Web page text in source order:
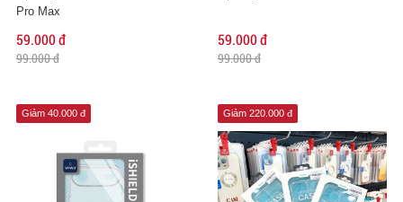
Pro Max
59.000 đ
99.000 đ
59.000 đ
99.000 đ
Giảm 40.000 đ Giảm 220.000 đ